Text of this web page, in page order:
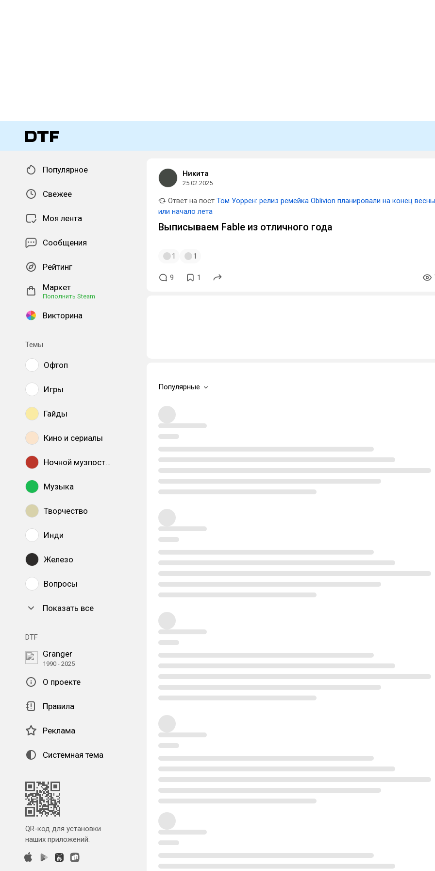
Популярное
Свежее
Моя лента
Сообщения
Рейтинг
Маркет
Пополнить Steam
Викторина
Темы
Офтоп
Игры
Гайды
Кино и сериалы
Ночной музпостинг
Музыка
Творчество
Инди
Железо
Вопросы
Показать все
DTF
Granger
1990 - 2025
О проекте
Правила
Реклама
Системная тема
QR-код для установки
наших приложений.
Никита
25.02.2025
Ответ на пост Том Уоррен: релиз ремейка Oblivion планировали на конец весны
или начало лета
Выписываем Fable из отличного года
1 1
9 1
Популярные